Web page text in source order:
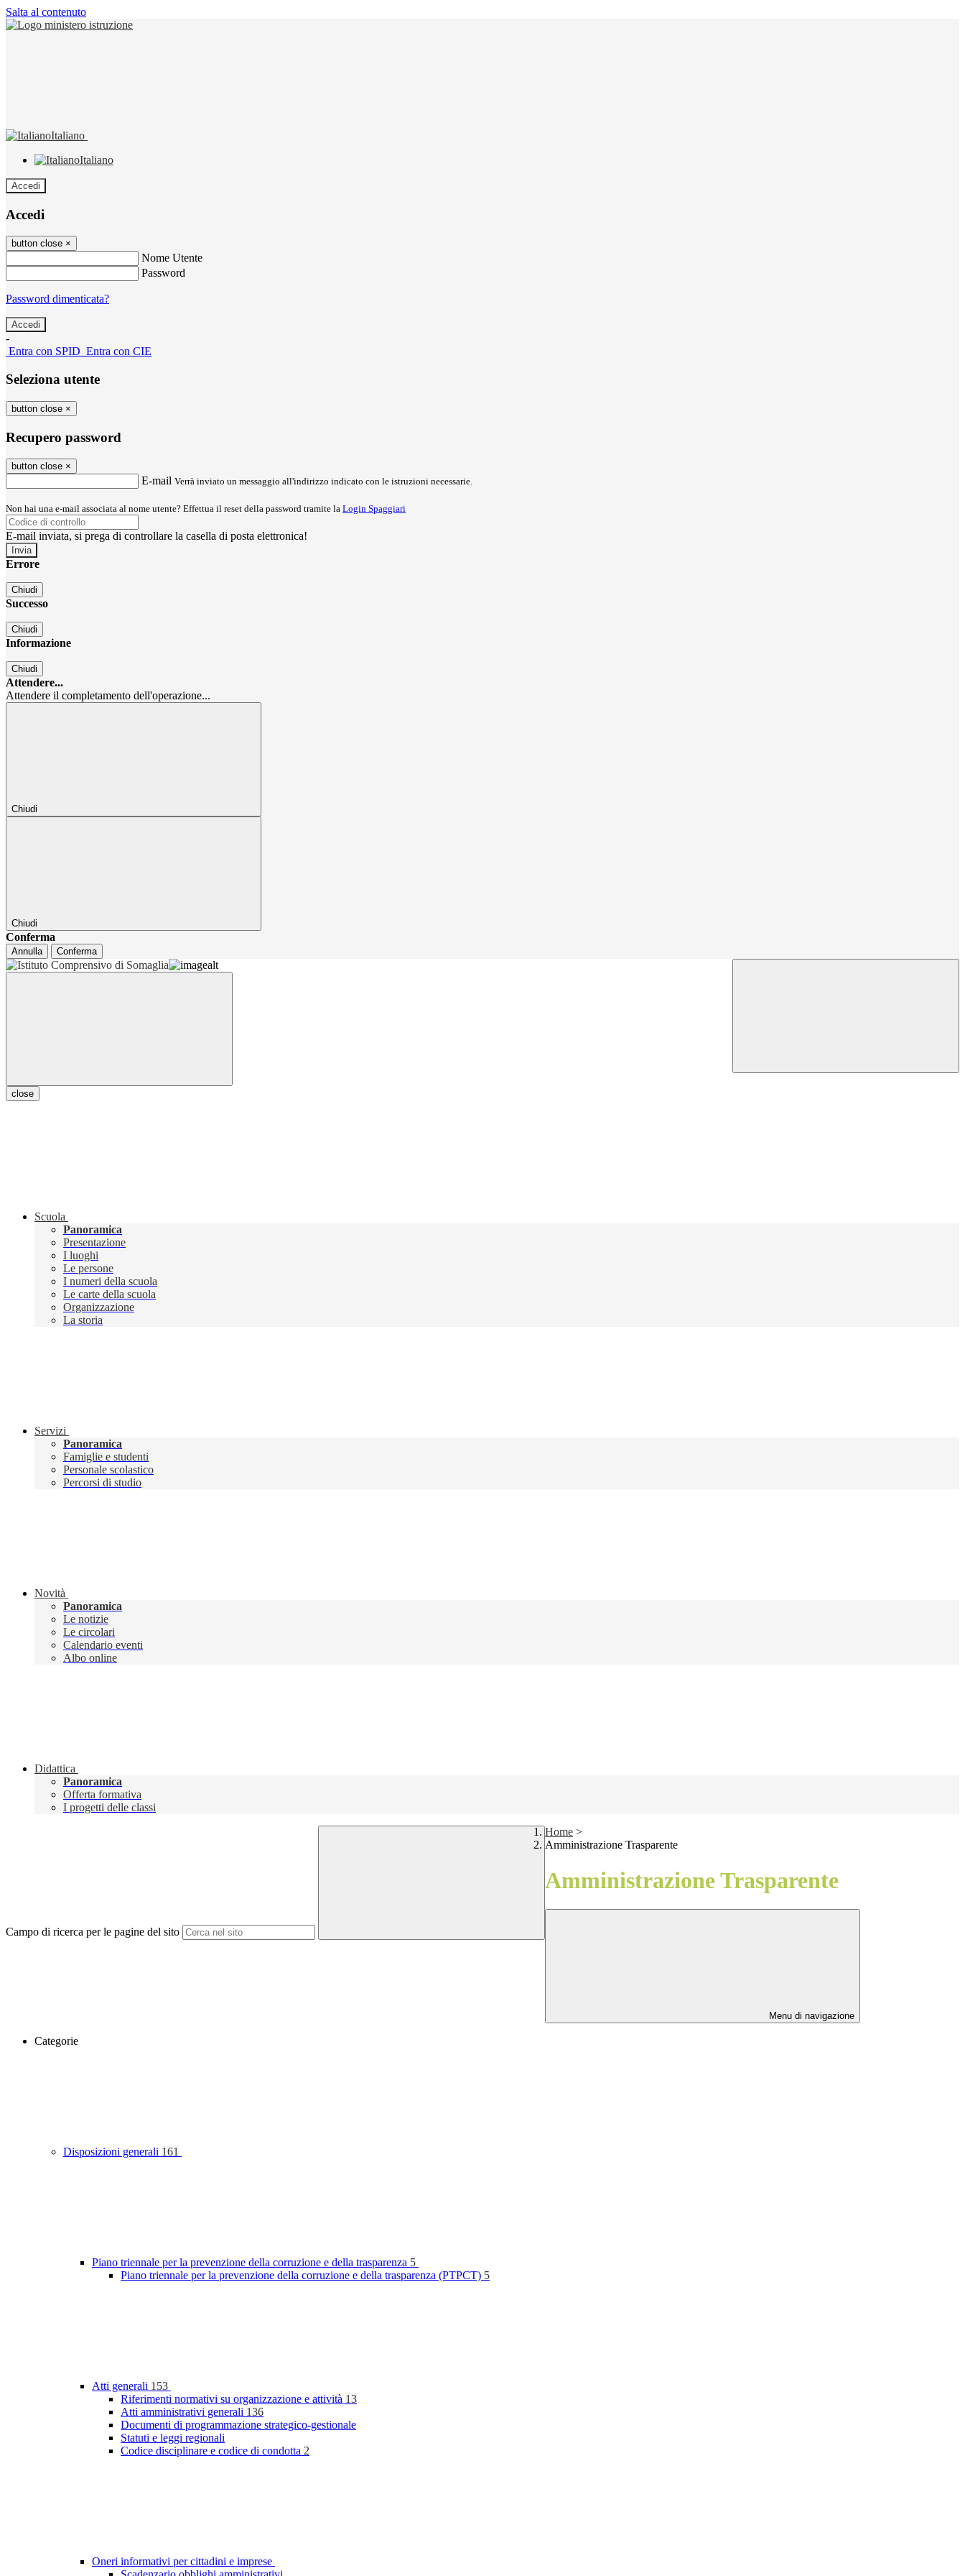
Salta al contenuto
Italiano
Italiano
Accedi
Accedi
button close ×
Nome Utente
Password
Password dimenticata?
-
Entra con SPID Entra con CIE
Seleziona utente
button close ×
Recupero password
button close ×
E-mail Verrà inviato un messaggio all'indirizzo indicato con le istruzioni necessarie.
Non hai una e-mail associata al nome utente? Effettua il reset della password tramite la Login Spaggiari
E-mail inviata, si prega di controllare la casella di posta elettronica!
Errore
Chiudi
Successo
Chiudi
Informazione
Chiudi
Attendere...
Attendere il completamento dell'operazione...
Chiudi
Chiudi
Conferma
Annulla Conferma
close
Scuola
Panoramica
Presentazione
I luoghi
Le persone
I numeri della scuola
Le carte della scuola
Organizzazione
La storia
Servizi
Panoramica
Famiglie e studenti
Personale scolastico
Percorsi di studio
Novità
Panoramica
Le notizie
Le circolari
Calendario eventi
Albo online
Didattica
Panoramica
Offerta formativa
I progetti delle classi
Campo di ricerca per le pagine del sito
Home >
Amministrazione Trasparente
Amministrazione Trasparente
Menu di navigazione
Categorie
Disposizioni generali 161
Piano triennale per la prevenzione della corruzione e della trasparenza 5
Piano triennale per la prevenzione della corruzione e della trasparenza (PTPCT) 5
Atti generali 153
Riferimenti normativi su organizzazione e attività 13
Atti amministrativi generali 136
Documenti di programmazione strategico-gestionale
Statuti e leggi regionali
Codice disciplinare e codice di condotta 2
Oneri informativi per cittadini e imprese